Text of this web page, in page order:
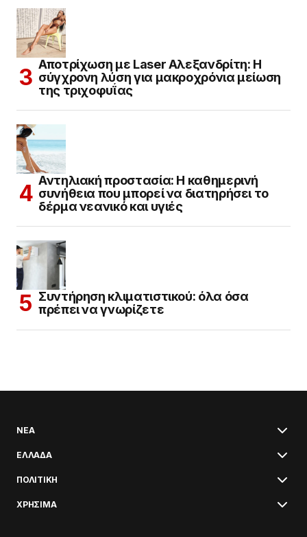
Αποτρίχωση με Laser Αλεξανδρίτη: Η
σύγχρονη λύση για μακροχρόνια μείωση
της τριχοφυΐας
Αντηλιακή προστασία: Η καθημερινή
συνήθεια που μπορεί να διατηρήσει το
δέρμα νεανικό και υγιές
Συντήρηση κλιματιστικού: όλα όσα
πρέπει να γνωρίζετε
ΝΕΑ
ΕΛΛΑΔΑ
ΠΟΛΙΤΙΚΗ
ΧΡΗΣΙΜΑ